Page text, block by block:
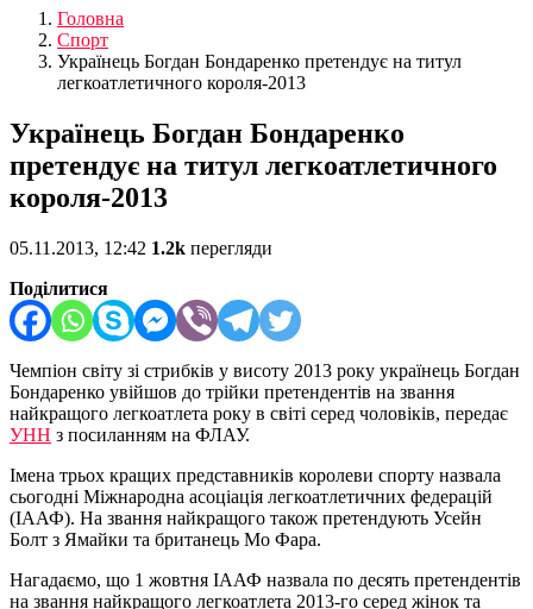
Головна
Спорт
Українець Богдан Бондаренко претендує на титул
легкоатлетичного короля-2013
Українець Богдан Бондаренко
претендує на титул легкоатлетичного
короля-2013
05.11.2013, 12:42 1.2k перегляди
Поділитися
Чемпіон світу зі стрибків у висоту 2013 року українець Богдан
Бондаренко увійшов до трійки претендентів на звання
найкращого легкоатлета року в світі серед чоловіків, передає
УНН з посиланням на ФЛАУ.
Імена трьох кращих представників королеви спорту назвала
сьогодні Міжнародна асоціація легкоатлетичних федерацій
(ІААФ). На звання найкращого також претендують Усейн
Болт з Ямайки та британець Мо Фара.
Нагадаємо, що 1 жовтня ІААФ назвала по десять претендентів
на звання найкращого легкоатлета 2013-го серед жінок та